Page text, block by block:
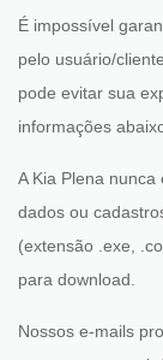
É impossível
pelo usuário/
pode evitar sua
informações
A Kia Plena
dados ou
(extensão .exe,
para download.
Nossos e-mails